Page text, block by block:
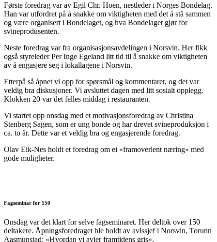
Første foredrag var av Egil Chr. Hoen, nestleder i Norges Bondelag.
Han var utfordret på å snakke om viktigheten med det å stå sammen
og være organisert i Bondelaget, og hva Bondelaget gjør for
svineprodusenten.
Neste foredrag var fra organisasjonsavdelingen i Norsvin. Her fikk
også styreleder Per Inge Egeland litt tid til å snakke om viktigheten
av å engasjere seg i lokallagene i Norsvin.
Etterpå så åpnet vi opp for spørsmål og kommentarer, og det var
veldig bra diskusjoner. Vi avsluttet dagen med litt sosialt opplegg.
Klokken 20 var det felles middag i restauranten.
Vi startet opp onsdag med et motivasjonsforedrag av Christina
Stenberg Sagen, som er ung bonde og har drevet svineproduksjon i
ca. to år. Dette var et veldig bra og engasjerende foredrag.
Olav Eik-Nes holdt et foredrag om ei «framoverlent næring» med
gode muligheter.
Fagseminar for 150
Onsdag var det klart for selve fagseminaret. Her deltok over 150
deltakere. Åpningsforedraget ble holdt av avlssjef i Norsvin, Torunn
Aasmunstad: «Hvordan vi avler framtidens gris».